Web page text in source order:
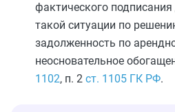
фактического
такой ситуации по
задолженность по
неосновательное
1102, п. 2 ст. 1105 ГК РФ.